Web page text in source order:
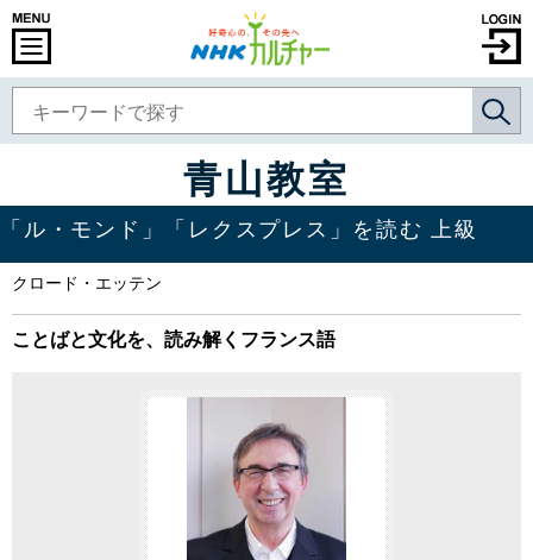
青山教室
「ル・モンド」「レクスプレス」を読む 上級
クロード・エッテン
ことばと文化を、読み解くフランス語